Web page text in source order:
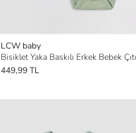
LCW baby
449,99 TL